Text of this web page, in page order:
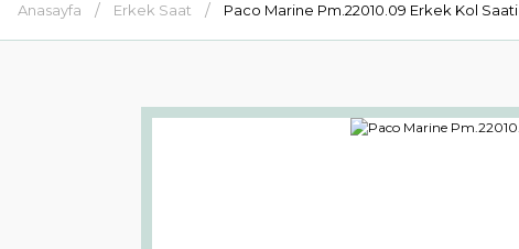
Anasayfa Erkek Saat Paco Marine Pm.22010.09 Erkek Kol Saati